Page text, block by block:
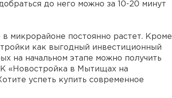
до него можно за 10-20 минут
в микрорайоне постоянно растет. Кроме
как выгодный инвестиционный
на начальном этапе можно получить
«Новостройка в Мытищах на
успеть купить современное